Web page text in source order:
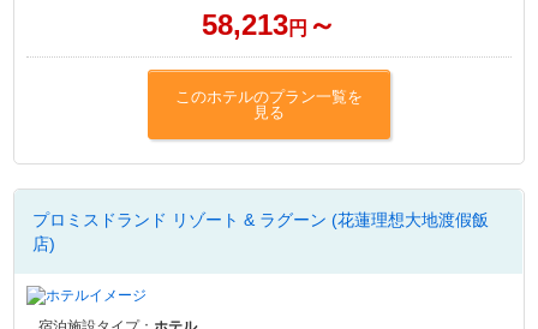
58,213円 ～
このホテルのプラン一覧を
見る
プロミスドランド リゾート & ラグーン (花蓮理想大地渡假飯
店)